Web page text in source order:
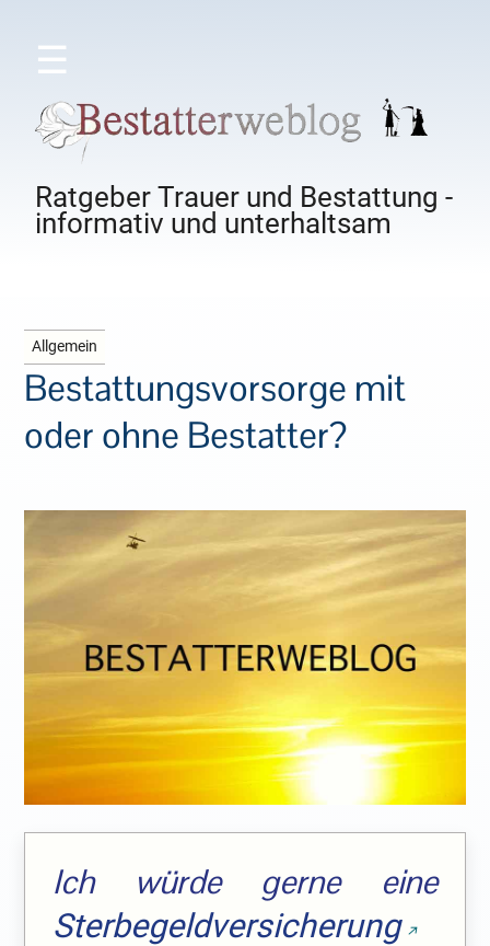
☰
Ratgeber Trauer und Bestattung -
informativ und unterhaltsam
Allgemein
Bestattungsvorsorge mit
oder ohne Bestatter?
Ich würde gerne eine
Sterbegeldversicherung